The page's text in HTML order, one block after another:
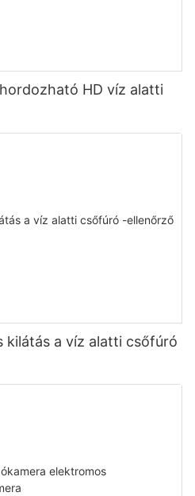
HD víz alatti
kilátás a víz alatti csőfúró